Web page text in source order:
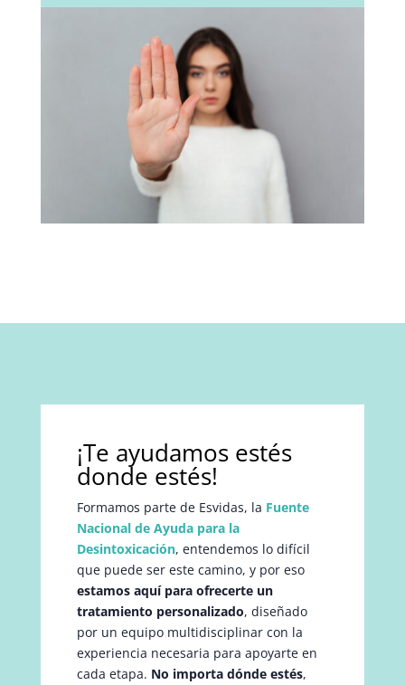
¡Te ayudamos estés
donde estés!
Formamos parte de Esvidas, la Fuente
Nacional de Ayuda para la
Desintoxicación, entendemos lo difícil
que puede ser este camino, y por eso
estamos aquí para ofrecerte un
tratamiento personalizado, diseñado
por un equipo multidisciplinar con la
experiencia necesaria para apoyarte en
cada etapa. No importa dónde estés,